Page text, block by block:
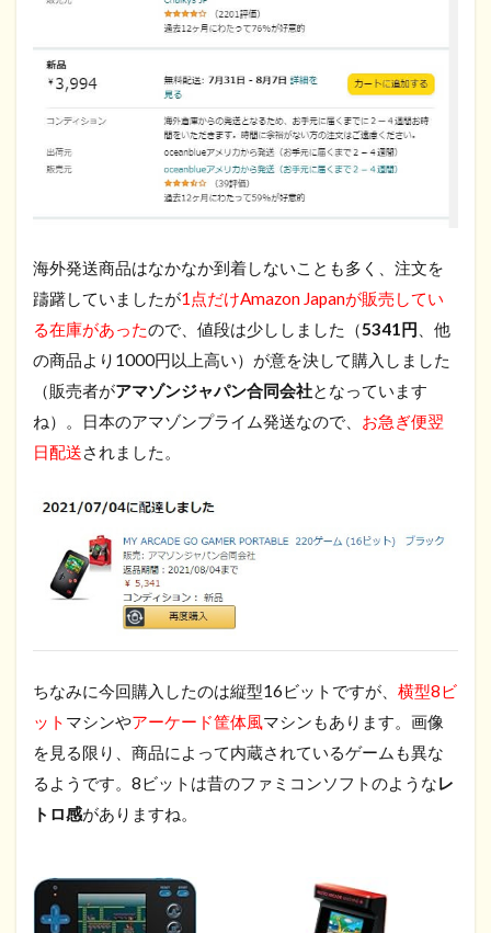
海外発送商品はなかなか到着しないことも多く、注文を
躊躇していましたが1点だけAmazon Japanが販売してい
る在庫があったので、値段は少ししました（5341円
、他
の商品より1000円以上高い）が意を決して購入しました
（販売者がアマゾンジャパン合同会社となっています
ね）。日本のアマゾンプライム発送なので、 お急ぎ便翌
日配送されました。
ちなみに今回購入したのは縦型16ビットですが、 横型8ビ
ット マシンやアーケード筐体風マシンもあります。画像
を見る限り、商品によって内蔵されているゲームも異な
るようです。8ビットは昔のファミコンソフトのようなレ
トロ感がありますね。